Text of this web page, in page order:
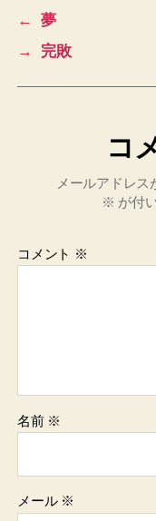
←
夢
→
完敗
コ
メールアドレス
※ が付
コメント ※
名前 ※
メール ※